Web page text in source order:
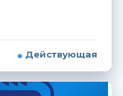
Действующая